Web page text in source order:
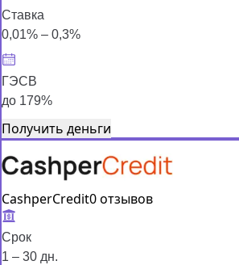
Ставка
0,01% – 0,3%
ГЭСВ
до 179%
Получить деньги
CashperCredit0 отзывов
Срок
1 – 30 дн.